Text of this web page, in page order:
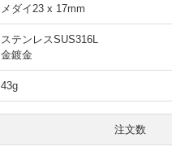
メダイ23 x 17mm
ステンレスSUS316L
金鍍金
43g
注文数